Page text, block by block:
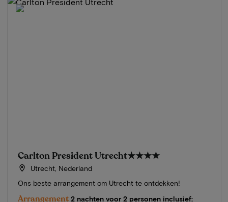
Carlton President Utrecht★★★★
Utrecht, Nederland
Ons beste arrangement om Utrecht te ontdekken!
Arrangement 2 nachten voor 2 personen inclusief: